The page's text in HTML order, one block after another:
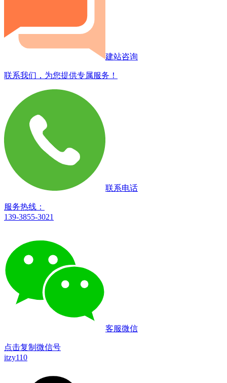
建站咨询
联系我们，为您提供专属服务！
联系电话
服务热线：
139-3855-3021
客服微信
点击复制微信号
itzy110